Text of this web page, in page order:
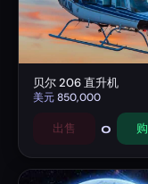
贝尔 206 直升机
美元850,000
出售 0